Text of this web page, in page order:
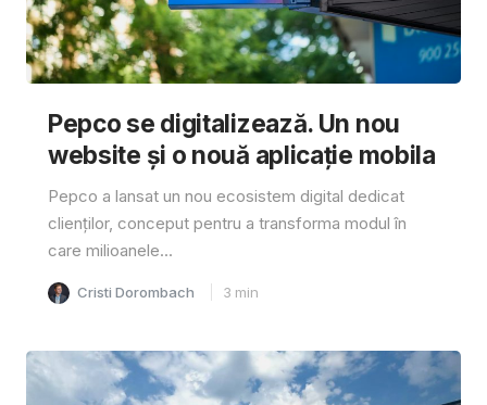
Pepco se digitalizează. Un nou
website și o nouă aplicație mobila
Pepco a lansat un nou ecosistem digital dedicat
clienților, conceput pentru a transforma modul în
care milioanele...
Cristi Dorombach 3 min